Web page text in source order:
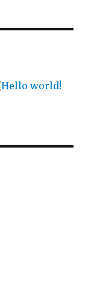
Hello world!